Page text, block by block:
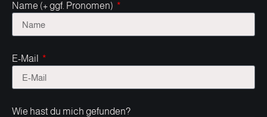
Name (+ ggf. Pronomen)
E-Mail
Wie hast du mich gefunden?